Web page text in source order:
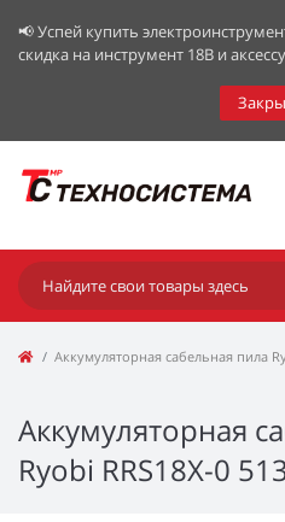
📢 Успей купить
скидка на инструмент 18В и
Аккумуляторная сабельная пила
Аккумуляторная
Ryobi RRS18X-0